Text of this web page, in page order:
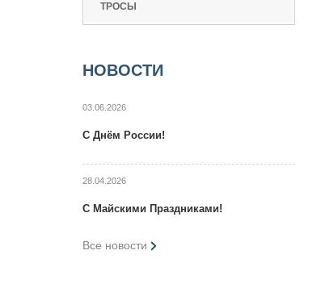
ТРОСЫ
НОВОСТИ
03.06.2026
C Днём России!
28.04.2026
C Maйcкими Праздниками!
Все новости